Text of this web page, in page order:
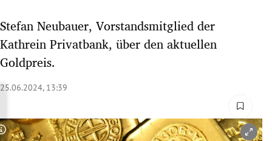
Untermenü
Untermenü
Stefan Neubauer, Vorstandsmitglied der
Kathrein Privatbank, über den aktuellen
Goldpreis.
25.06.2024, 13:39
Copyright-Hinweis öffnen/schließen